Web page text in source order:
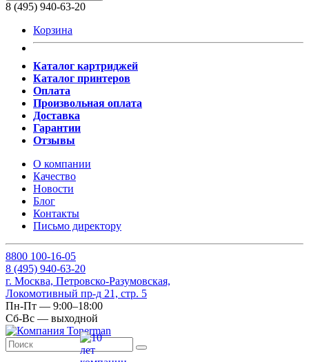
8 (495) 940-63-20
Корзина
Каталог картриджей
Каталог принтеров
Оплата
Произвольная оплата
Доставка
Гарантии
Отзывы
О компании
Качество
Новости
Блог
Контакты
Письмо директору
8800 100-16-05
8 (495) 940-63-20
г. Москва, Петровско-Разумовская,
Локомотивный пр-д 21, стр. 5
Пн-Пт — 9:00–18:00
Сб-Вс — выходной